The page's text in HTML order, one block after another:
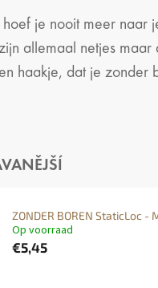
je nooit meer naar
allemaal netjes maar
haakje, dat je zonder
ZONDER BOREN StaticLoc -
Op voorraad
€5,45